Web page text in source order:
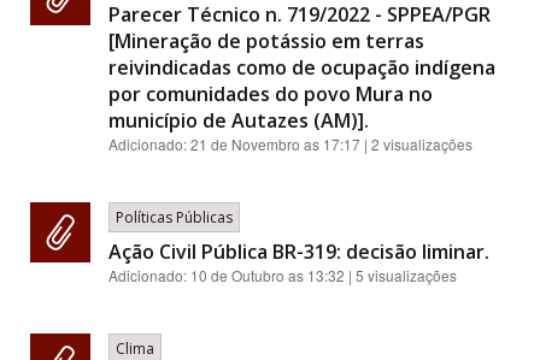
Parecer Técnico n. 719/2022 - SPPEA/PGR
[Mineração de potássio em terras
reivindicadas como de ocupação indígena
por comunidades do povo Mura no
município de Autazes (AM)].
Adicionado:21 de Novembro as 17:17 | 2 visualizações
Políticas Públicas
Ação Civil Pública BR-319: decisão liminar.
Adicionado: 10 de Outubro as 13:32 | 5 visualizações
Clima